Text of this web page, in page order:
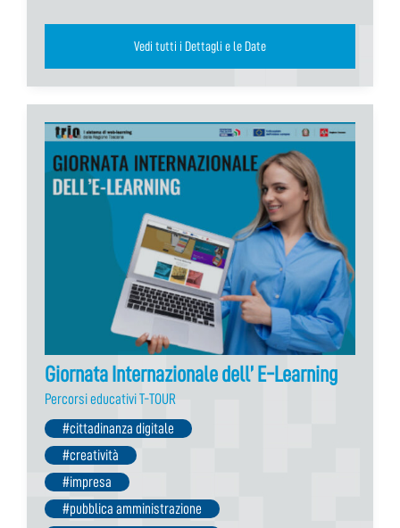
Vedi tutti i Dettagli e le Date
Giornata Internazionale dell’ E-Learning
Percorsi educativi T-TOUR
#cittadinanza digitale
#creatività
#impresa
#pubblica amministrazione